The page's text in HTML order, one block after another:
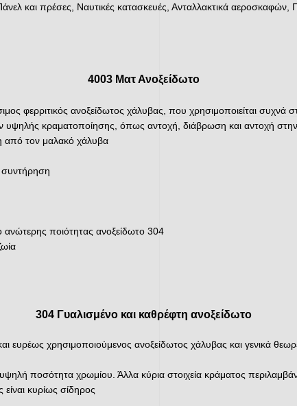
και πρέσες, Ναυτικές κατασκευές, Ανταλλακτικά
4003 Ματ Ανοξείδωτο
φερριτικός ανοξείδωτος χάλυβας, που χρησιμοποιείται
υψηλής κραματοποίησης, όπως αντοχή, διάβρωση και αντοχή στην
από τον μαλακό χάλυβα
συντήρηση
ανώτερης ποιότητας ανοξείδωτο 304
304 Γυαλισμένο και καθρέφτη ανοξείδωτο
χρησιμοποιούμενος ανοξείδωτος χάλυβας και γενικά
υψηλή ποσότητα χρωμίου. Άλλα κύρια στοιχεία κράματος
κυρίως σίδηρος